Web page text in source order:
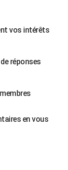
vos intérêts
réponses
en vous